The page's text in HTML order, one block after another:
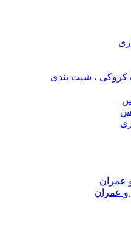
کروکی ، شیت بندی
عمران
و عمران